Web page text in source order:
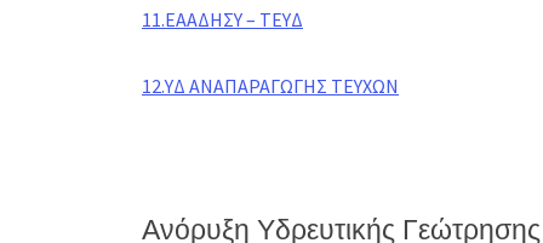
11.ΕΑΑΔΗΣΥ – ΤΕΥΔ
12.ΥΔ ΑΝΑΠΑΡΑΓΩΓΗΣ ΤΕΥΧΩΝ
Ανόρυξη Υδρευτικής